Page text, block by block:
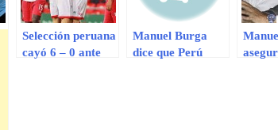
Selección peruana
cayó 6 – 0 ante
Manuel Burga
dice que Perú